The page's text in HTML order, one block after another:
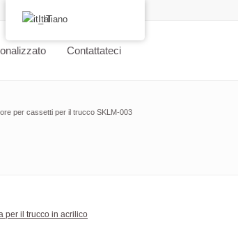
Contattateci
per cassetti per il trucco SKLM-003
per il trucco in acrilico
Italiano